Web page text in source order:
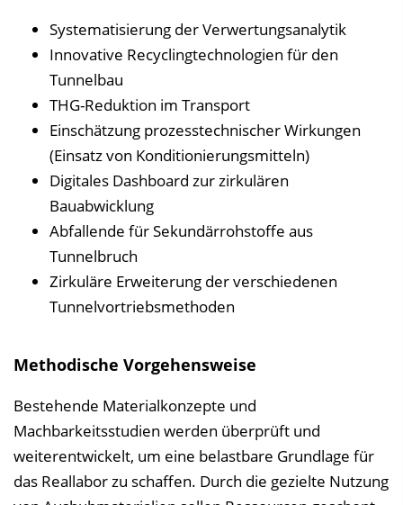
Systematisierung der Verwertungsanalytik
Innovative Recyclingtechnologien für den
Tunnelbau
THG-Reduktion im Transport
Einschätzung prozesstechnischer Wirkungen
(Einsatz von Konditionierungsmitteln)
Digitales Dashboard zur zirkulären
Bauabwicklung
Abfallende für Sekundärrohstoffe aus
Tunnelbruch
Zirkuläre Erweiterung der verschiedenen
Tunnelvortriebsmethoden
Methodische Vorgehensweise
Bestehende Materialkonzepte und
Machbarkeitsstudien werden überprüft und
weiterentwickelt, um eine belastbare Grundlage für
das Reallabor zu schaffen. Durch die gezielte Nutzung